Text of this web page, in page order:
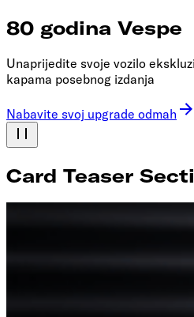
80 godina Vespe
Unaprijedite svoje vozilo
kapama posebnog izdanja
Nabavite svoj upgrade odmah
Card Teaser